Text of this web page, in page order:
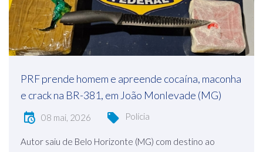
PRF prende homem e apreende cocaína, maconha
e crack na BR-381, em João Monlevade (MG)
08 mai, 2026 Polícia
Autor saiu de Belo Horizonte (MG) com destino ao